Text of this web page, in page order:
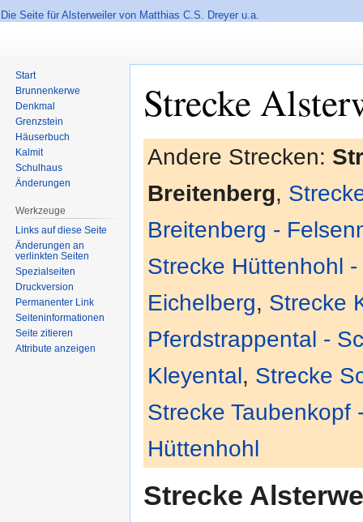
Die Seite für Alsterweiler von Matthias C.S. Dreyer u.a.
Strecke
Zur
springen
Zur
springen
Andere Strecken:
Breitenberg,
Breitenberg -
Strecke Hüttenhohl
Eichelberg, Strecke
Pferdstrappental -
Kleyental, Strecke
Strecke Taubenkopf
Hüttenhohl
Strecke
Start
Brunnenkerwe
Denkmal
Grenzstein
Häuserbuch
Kalmit
Schulhaus
Änderungen
Werkzeuge
Links auf diese Seite
Änderungen an
verlinkten Seiten
Spezialseiten
Druckversion
Permanenter Link
Seiten­informationen
Seite zitieren
Attribute anzeigen